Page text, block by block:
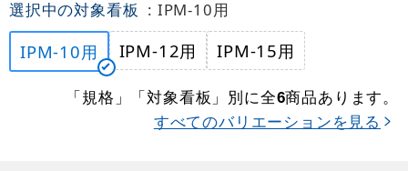
選択中の対象看板 : IPM-10用
IPM-10用 IPM-12用 IPM-15用
「規格」「対象看板」別に全6商品あります。
すべてのバリエーションを見る